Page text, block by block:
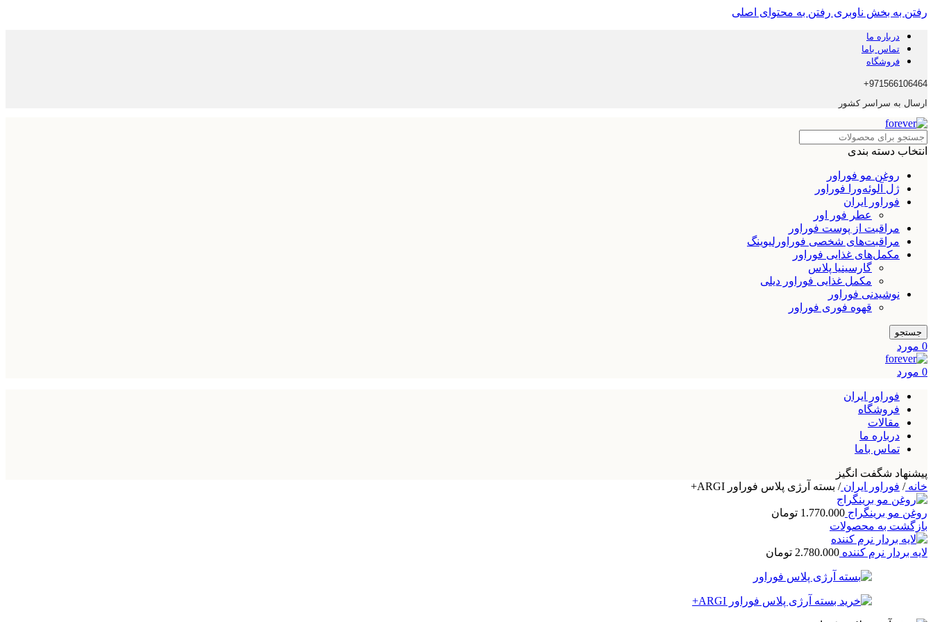
رفتن به بخش ناوبری رفتن به محتوای اصلی
درباره ما
تماس باما
فروشگاه
971566106464+
ارسال به سراسر کشور
انتخاب دسته بندی
روغن مو فوراور
ژل آلوئه‌ورا فوراور
فوراور ایران
عطر فور اور
مراقبت از پوست فوراور
مراقبت‌های شخصی فوراورلیوینگ
مکمل‌های غذایی فوراور
گارسینیا پلاس
مکمل غذایی فوراور دیلی
نوشیدنی فوراور
قهوه فوری فوراور
جستجو
0 مورد
0 مورد
فوراور ایران
فروشگاه
مقالات
درباره ما
تماس باما
پیشنهاد شگفت انگیز
خانه/ فوراور ایران/ بسته آرژی پلاس فوراور ARGI+
روغن مو برینگراج 1.770.000 تومان
بازگشت به محصولات
لایه بردار نرم کننده 2.780.000 تومان